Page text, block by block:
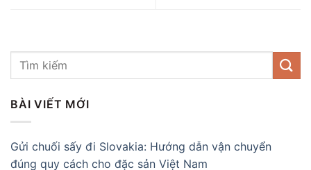
BÀI VIẾT MỚI
Gửi chuối sấy đi Slovakia: Hướng dẫn vận chuyển
đúng quy cách cho đặc sản Việt Nam